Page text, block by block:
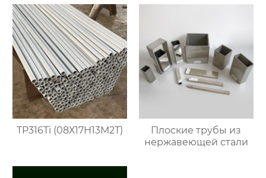
TP316Ti (08Х17Н13М2Т)
Плоские трубы из
нержавеющей стали